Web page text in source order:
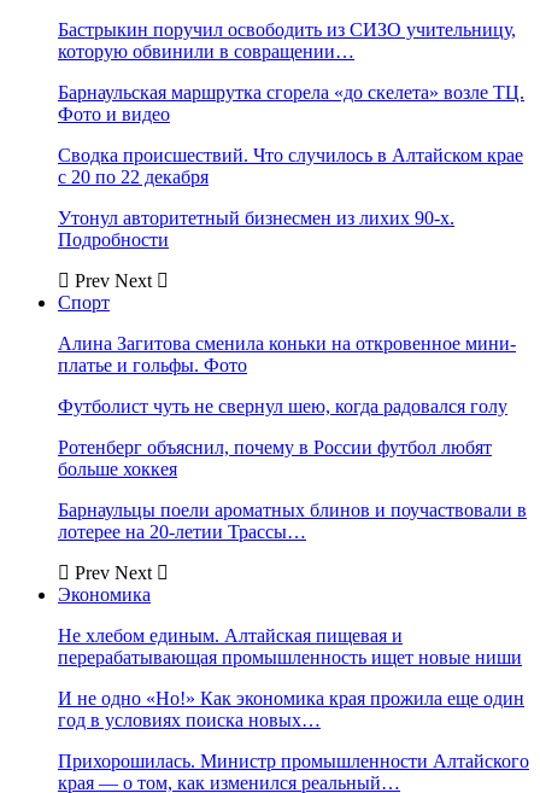
Бастрыкин поручил освободить из СИЗО учительницу,
которую обвинили в совращении…
Барнаульская маршрутка сгорела «до скелета» возле ТЦ.
Фото и видео
Сводка происшествий. Что случилось в Алтайском крае
с 20 по 22 декабря
Утонул авторитетный бизнесмен из лихих 90-х.
Подробности
Prev Next
Спорт
Алина Загитова сменила коньки на откровенное мини-
платье и гольфы. Фото
Футболист чуть не свернул шею, когда радовался голу
Ротенберг объяснил, почему в России футбол любят
больше хоккея
Барнаульцы поели ароматных блинов и поучаствовали в
лотерее на 20-летии Трассы…
Prev Next
Экономика
Не хлебом единым. Алтайская пищевая и
перерабатывающая промышленность ищет новые ниши
И не одно «Но!» Как экономика края прожила еще один
год в условиях поиска новых…
Прихорошилась. Министр промышленности Алтайского
края — о том, как изменился реальный…